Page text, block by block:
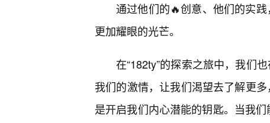
通过他们的🔥创意、他们的实
更加耀眼的光芒。
在“182ty”的探索之旅中，我们
我们的激情，让我们渴望去了解更
是开启我们内心潜能的钥匙。当我